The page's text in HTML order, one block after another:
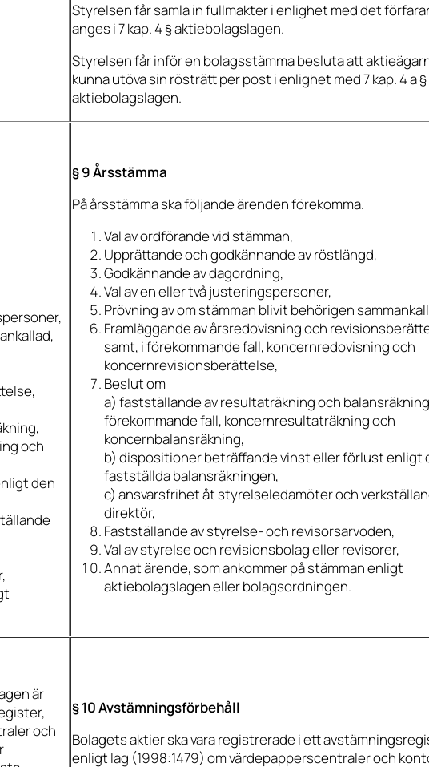
Styrelsen får samla in fullmakter i enlighet med det
anges i 7 kap. 4 § aktiebolagslagen.
Styrelsen får inför en bolagsstämma besluta att
kunna utöva sin rösträtt per post i enlighet med 7 kap. 4 a §
aktiebolagslagen.
och
den
§ 9 Årsstämma
På årsstämma ska följande ärenden förekomma.
Val av ordförande vid stämman,
Upprättande och godkännande av röstlängd,
Godkännande av dagordning,
Val av en eller två justeringspersoner,
Prövning av om stämman blivit behörigen
Framläggande av årsredovisning och
samt, i förekommande fall, koncernredovisning och
koncernrevisionsberättelse,
Beslut om
a)fastställande av resultaträkning och
förekommande fall, koncernresultaträkning och
koncernbalansräkning,
b)dispositioner beträffande vinst eller förlust enligt
fastställda balansräkningen,
c)ansvarsfrihet åt styrelseledamöter och
direktör,
Fastställande av styrelse- och revisorsarvoden,
Val av styrelse och revisionsbolag eller revisorer,
Annat ärende, som ankommer på stämman enligt
aktiebolagslagen eller bolagsordningen.
är
och
§ 10 Avstämningsförbehåll
Bolagets aktier ska vara registrerade i ett
enligt lag (1998:1479) om värdepapperscentraler och